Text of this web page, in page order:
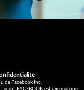
de Facebook Inc.
FACEBOOK est une marque